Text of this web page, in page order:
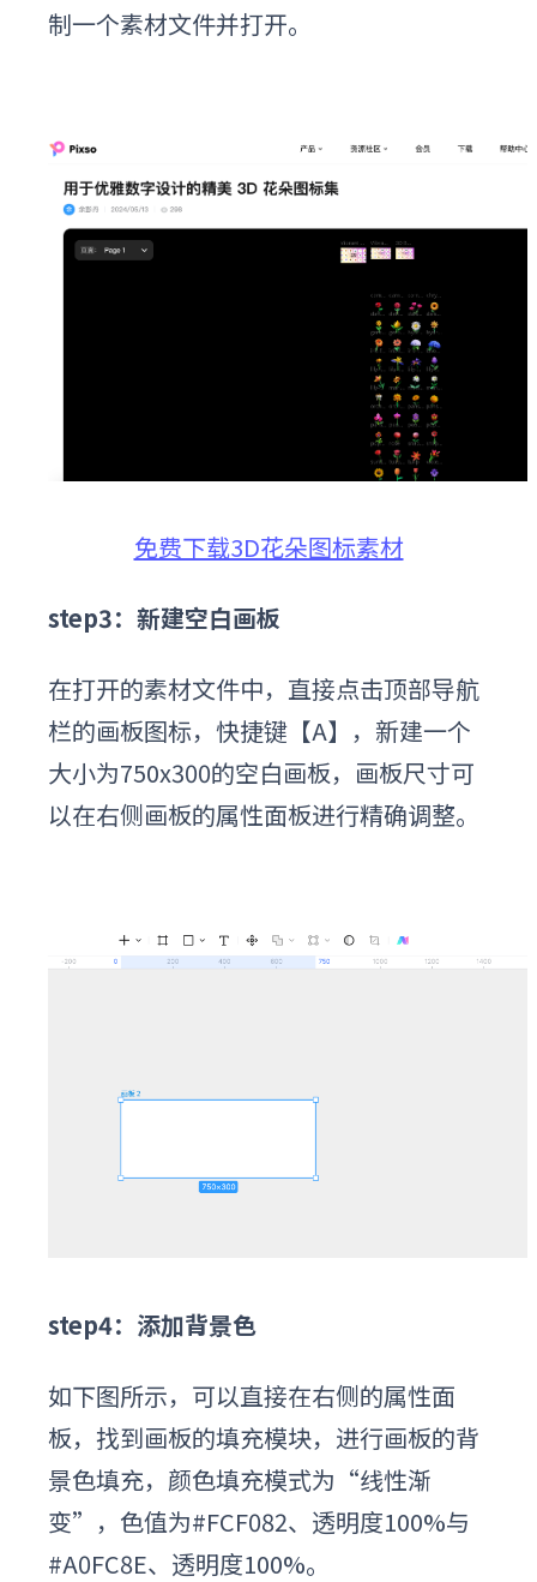
制一个素材文件并打开。
免费下载3D花朵图标素材
step3：新建空白画板
在打开的素材文件中，直接点击顶部导航
栏的画板图标，快捷键【A】，新建一个
大小为750x300的空白画板，画板尺寸可
以在右侧画板的属性面板进行精确调整。
step4：添加背景色
如下图所示，可以直接在右侧的属性面
板，找到画板的填充模块，进行画板的背
景色填充，颜色填充模式为“线性渐
变”，色值为#FCF082、透明度100%与
#A0FC8E、透明度100%。